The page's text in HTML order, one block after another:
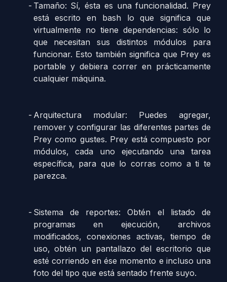
Tamaño: Sí, ésta es una funcionalidad. Prey
está escrito en bash lo que significa que
virtualmente no tiene dependencias: sólo lo
que necesitan sus distintos módulos para
funcionar. Esto también significa que Prey es
portable y debiera correr en prácticamente
cualquier máquina.
Arquitectura modular: Puedes agregar,
remover y configurar las diferentes partes de
Prey como gustes. Prey está compuesto por
módulos, cada uno ejecutando una tarea
específica, para que lo corras como a ti te
parezca.
Sistema de reportes: Obtén el listado de
programas en ejecución, archivos
modificados, conexiones activas, tiempo de
uso, obtén un pantallazo del escritorio que
esté corriendo en ése momento e incluso una
foto del tipo que está sentado frente suyo.